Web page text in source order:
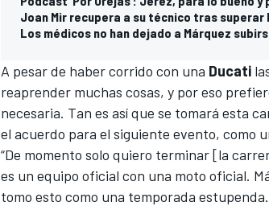
MÁS CATEGORÍAS
Joan Mir recupera a su técnico tras superar
Los médicos no han dejado a Márquez
A pesar de haber corrido con una Ducati
reaprender muchas cosas, y por eso
necesaria. Tan es así que se tomará esta
el acuerdo para el siguiente evento, como
“De momento solo quiero terminar [la
es un equipo oficial con una moto oficial.
tomo esto como una temporada